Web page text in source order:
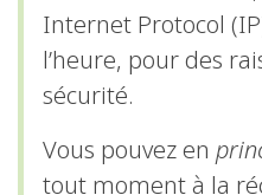
Internet Protocol
l’heure, pour des
sécurité.
Vous pouvez en
tout moment à la